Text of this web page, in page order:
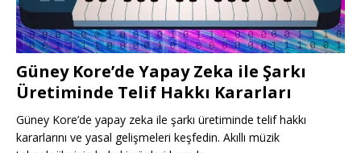
Güney Kore’de Yapay Zeka ile Şarkı
Üretiminde Telif Hakkı Kararları
Güney Kore’de yapay zeka ile şarkı üretiminde telif hakkı
kararlarını ve yasal gelişmeleri keşfedin. Akıllı müzik